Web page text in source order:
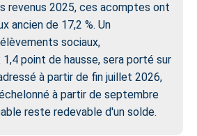
revenus 2025, ces acomptes ont
ancien de 17,2 %. Un
sociaux,
point de hausse, sera porté sur
à partir de fin juillet 2026,
à partir de septembre
reste redevable d'un solde.